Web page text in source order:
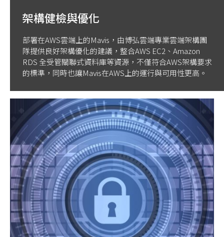
架構健檢與優化
部署在AWS雲端上的Mavis，由博弘雲端專業雲端架構團
隊提供良好架構優化的建議，整合AWS EC2、Amazon
RDS 全受管關聯式資料庫等資源，不僅符合AWS架構要求
的標準，同時也讓Mavis在AWS上的運行與可用性更高。